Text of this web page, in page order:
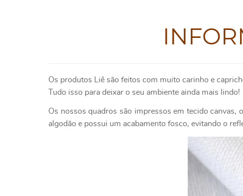
Os produtos Liê são feitos com muito carinho e
Tudo isso para deixar o seu ambiente ainda mais lindo!
Os nossos quadros são impressos em tecido
algodão e possui um acabamento fosco, evitando o